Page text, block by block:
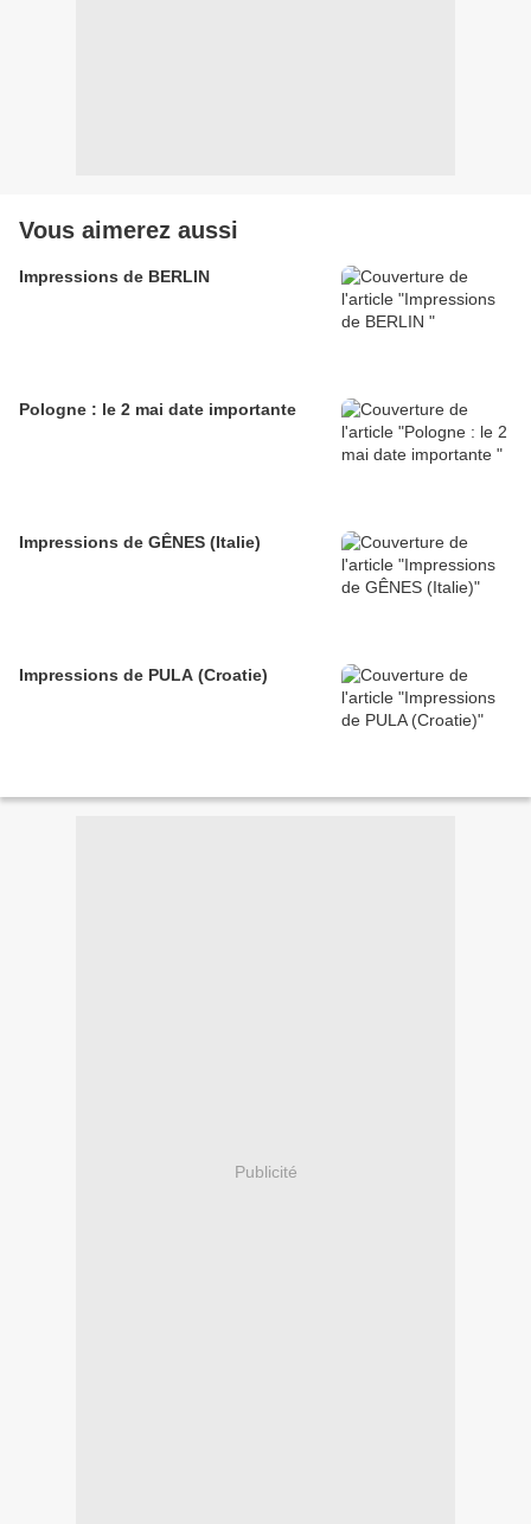
Vous aimerez aussi
Impressions de BERLIN
Pologne : le 2 mai date importante
Impressions de GÊNES (Italie)
Impressions de PULA (Croatie)
Publicité